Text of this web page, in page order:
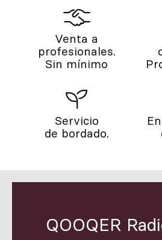
Venta a
profesionales.
Sin mínimo
Servicio
de bordado.
QOOQER